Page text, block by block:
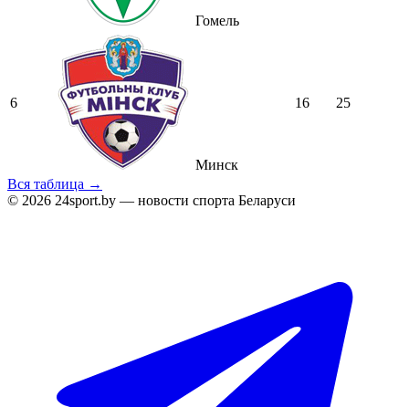
Гомель
6
Минск
16 25
Вся таблица →
© 2026 24sport.by — новости спорта Беларуси